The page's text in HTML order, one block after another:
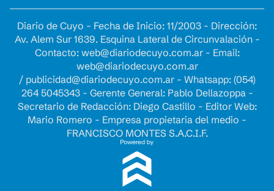
Diario de Cuyo - Fecha de Inicio: 11/2003 - Dirección:
Av. Alem Sur 1639. Esquina Lateral de Circunvalación -
Contacto: web@diariodecuyo.com.ar- Email:
web@diariodecuyo.com.ar
/ publicidad@diariodecuyo.com.ar- Whatsapp: (054)
264 5045343 - Gerente General: Pablo Dellazoppa -
Secretario de Redacción: Diego Castillo - Editor Web:
Mario Romero - Empresa propietaria del medio -
FRANCISCO MONTES S.A.C.I.F.